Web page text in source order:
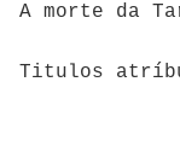
A morte da
Titulos